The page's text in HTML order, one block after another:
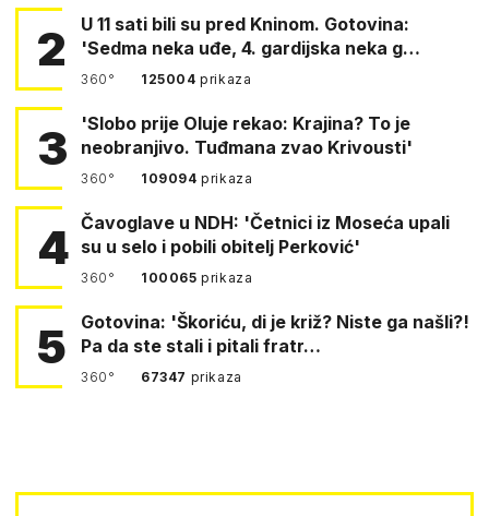
2
U 11 sati bili su pred Kninom. Gotovina:
'Sedma neka uđe, 4. gardijska neka g…
360° 125004prikaza
3
'Slobo prije Oluje rekao: Krajina? To je
neobranjivo. Tuđmana zvao Krivousti'
360° 109094prikaza
4 Čavoglave u NDH: 'Četnici iz Moseća upali
su u selo i pobili obitelj Perković'
360° 100065prikaza
5
Gotovina: 'Škoriću, di je križ? Niste ga našli?!
Pa da ste stali i pitali fratr…
360° 67347 prikaza